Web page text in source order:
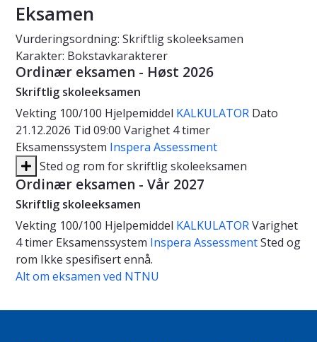
Eksamen
Vurderingsordning: Skriftlig skoleeksamen
Karakter: Bokstavkarakterer
Ordinær eksamen - Høst 2026
Skriftlig skoleeksamen
Vekting 100/100 Hjelpemiddel KALKULATOR Dato
21.12.2026 Tid 09:00 Varighet 4 timer
Eksamenssystem Inspera Assessment
Sted og rom for skriftlig skoleeksamen
Ordinær eksamen - Vår 2027
Skriftlig skoleeksamen
Vekting 100/100 Hjelpemiddel KALKULATORVarighet
4 timer Eksamenssystem Inspera AssessmentSted og
rom Ikke spesifisert ennå.
Alt om eksamen ved NTNU